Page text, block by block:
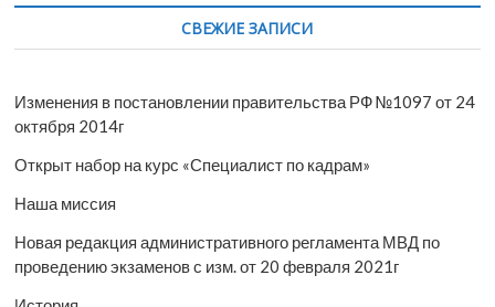
СВЕЖИЕ ЗАПИСИ
Изменения в постановлении правительства РФ №1097 от 24
октября 2014г
Открыт набор на курс «Специалист по кадрам»
Наша миссия
Новая редакция административного регламента МВД по
проведению экзаменов с изм. от 20 февраля 2021г